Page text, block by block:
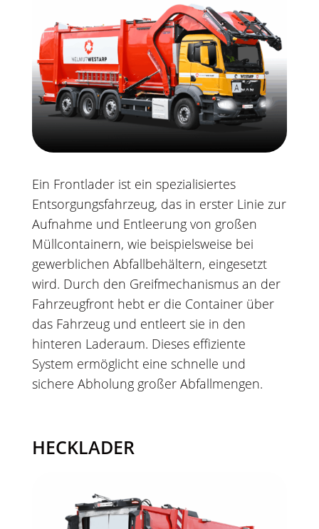
Ein Frontlader ist ein spezialisiertes
Entsorgungsfahrzeug, das in erster Linie zur
Aufnahme und Entleerung von großen
Müllcontainern, wie beispielsweise bei
gewerblichen Abfallbehältern, eingesetzt
wird. Durch den Greifmechanismus an der
Fahrzeugfront hebt er die Container über
das Fahrzeug und entleert sie in den
hinteren Laderaum. Dieses effiziente
System ermöglicht eine schnelle und
sichere Abholung großer Abfallmengen.
HECKLADER